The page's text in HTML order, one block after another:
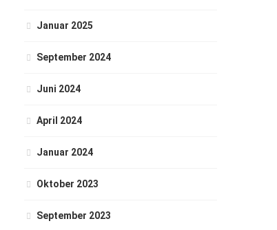
Januar 2025
September 2024
Juni 2024
April 2024
Januar 2024
Oktober 2023
September 2023